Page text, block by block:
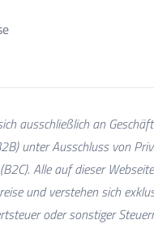
ausschließlich an
unter Ausschluss von
Alle auf dieser
und verstehen sich
oder sonstiger